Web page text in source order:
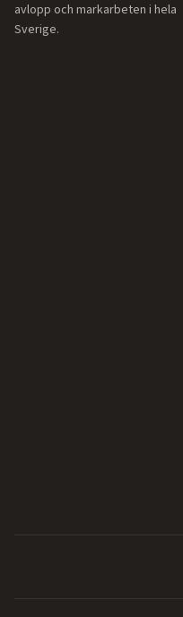
avlopp och markarbeten i hela
Sverige.